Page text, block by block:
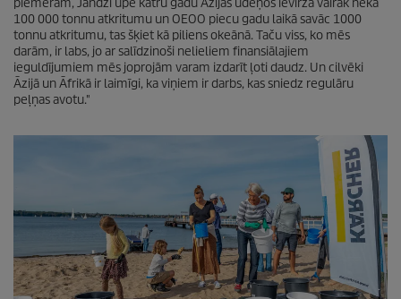
piemēram, Jandzi upe katru gadu Āzijas ūdeņos ievirza vairāk nekā
100 000 tonnu atkritumu un OEOO piecu gadu laikā savāc 1000
tonnu atkritumu, tas šķiet kā piliens okeānā. Taču viss, ko mēs
darām, ir labs, jo ar salīdzinoši nelieliem finansiālajiem
ieguldījumiem mēs joprojām varam izdarīt ļoti daudz. Un cilvēki
Āzijā un Āfrikā ir laimīgi, ka viņiem ir darbs, kas sniedz regulāru
peļņas avotu."